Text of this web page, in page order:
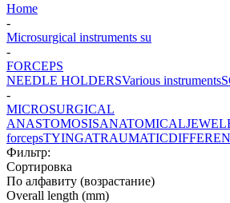
Home
-
Microsurgical instruments su
-
FORCEPS
NEEDLE HOLDERSVarious instruments
-
MICROSURGICAL
ANASTOMOSISANATOMICAL
forcepsTYINGATRAUMATIC
Фильтр:
Сортировка
По алфавиту (возрастание)
Overall length (mm)